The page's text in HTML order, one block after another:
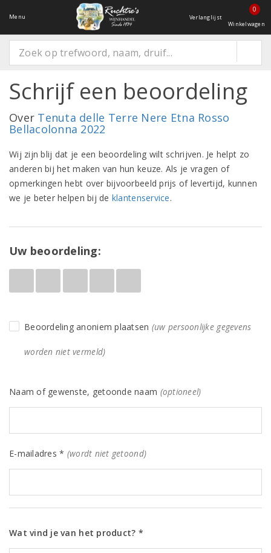
Menu Verlanglijst
0
Winkelwagen
Schrijf een beoordeling
Over Tenuta delle Terre Nere Etna Rosso
Bellacolonna 2022
Wij zijn blij dat je een beoordeling wilt schrijven. Je helpt zo
anderen bij het maken van hun keuze. Als je vragen of
opmerkingen hebt over bijvoorbeeld prijs of levertijd, kunnen
we je beter helpen bij de klantenservice.
Uw beoordeling:
Beoordeling anoniem plaatsen (uw persoonlijke gegevens
worden niet vermeld)
Naam of gewenste, getoonde naam (optioneel)
E-mailadres * (wordt niet getoond)
Wat vind je van het product? *